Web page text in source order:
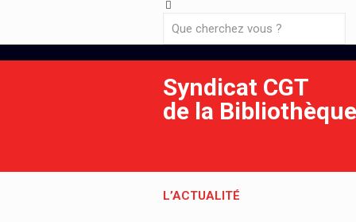
Syndicat CGT
de la
L’ACTUALITÉ